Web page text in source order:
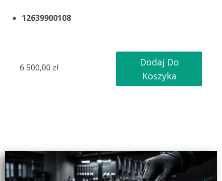
12639900108
6 500,00 zł
Dodaj Do
Koszyka